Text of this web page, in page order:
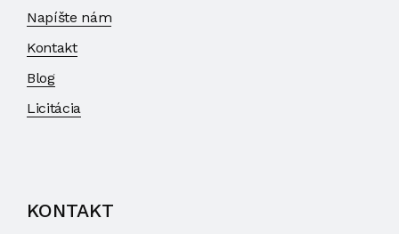
Napíšte nám
Kontakt
Blog
Licitácia
KONTAKT